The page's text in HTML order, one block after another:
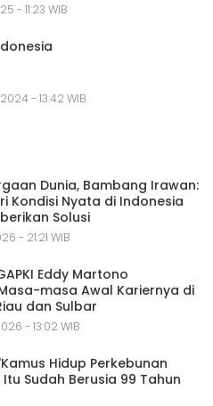
- 11:23 WIB
- 13:42 WIB
Dunia, Bambang Irawan:
Kondisi Nyata di Indonesia
Solusi
- 21:21 WIB
Eddy Martono
masa Awal Kariernya di
dan Sulbar
- 13:02 WIB
Hidup Perkebunan
Itu Sudah Berusia 99 Tahun